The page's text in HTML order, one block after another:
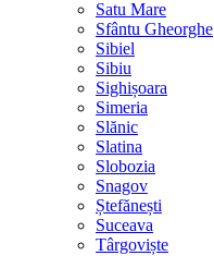
Satu Mare
Sfântu Gheorghe
Sibiel
Sibiu
Sighișoara
Simeria
Slănic
Slatina
Slobozia
Snagov
Ștefănești
Suceava
Târgoviște